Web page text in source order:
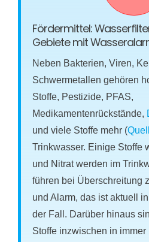
Fördermittel:
Gebiete mit
Neben Bakterien, Viren,
Schwermetallen gehören
Stoffe, Pestizide, PFAS,
Medikamentenrückstände,
und viele Stoffe mehr (
Trinkwasser. Einige Stoffe
und Nitrat werden im
führen bei Überschreitung
und Alarm, das ist aktuell
der Fall. Darüber hinaus
Stoffe inzwischen in